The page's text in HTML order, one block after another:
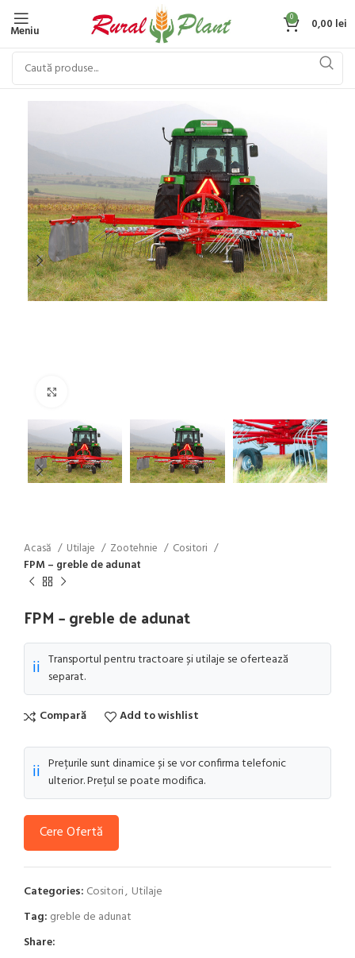
Meniu
0 0,00 lei
Acasă Utilaje Zootehnie
Cositori
FPM – greble de adunat
FPM – greble de adunat
ℹ️ Transportul pentru tractoare și utilaje se ofertează
separat.
Compară Add to wishlist
ℹ️ Prețurile sunt dinamice și se vor confirma telefonic
ulterior. Prețul se poate modifica.
Cere Ofertă
Categories: Cositori, Utilaje
Tag: greble de adunat
Share: